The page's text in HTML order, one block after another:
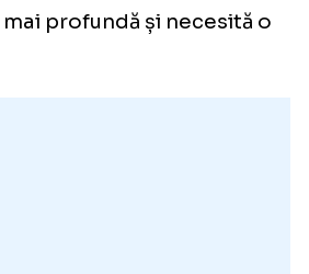
golgeterul sezonului
nimic, cazi a doua oară și nu